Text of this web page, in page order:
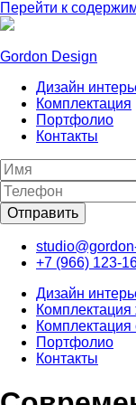
Перейти к
Gordon Design
Дизайн
Комплектация
Портфолио
Контакты
+7 (966) 123-
Дизайн
Портфолио
Контакты